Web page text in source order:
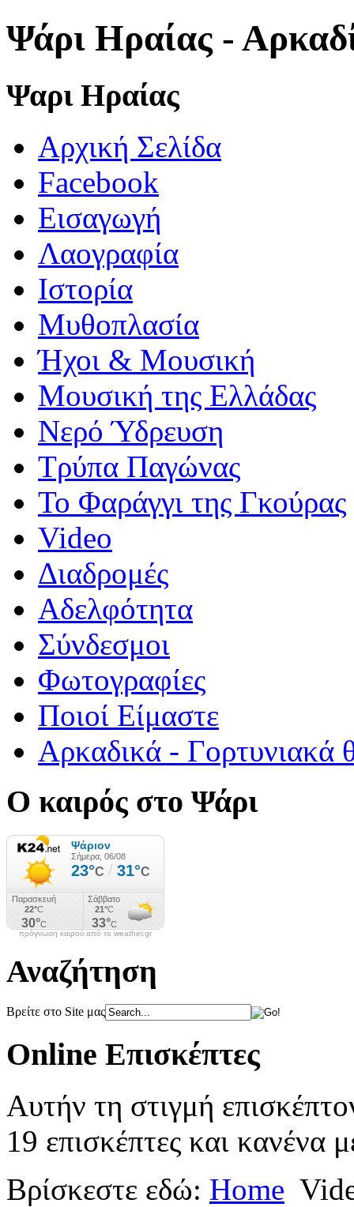
Ψάρι Ηραίας -
Ψαρι Ηραίας
Αρχική Σελίδα
Facebook
Εισαγωγή
Λαογραφία
Ιστορία
Μυθοπλασία
Ήχοι & Μουσική
Μουσική της Ελλάδας
Νερό Ύδρευση
Τρύπα Παγώνας
Το Φαράγγι της Γκούρας
Video
Διαδρομές
Αδελφότητα
Σύνδεσμοι
Φωτογραφίες
Ποιοί Είμαστε
Αρκαδικά - Γορτυνιακά
Ο καιρός στο Ψάρι
πρόγνωση καιρού από το weather.gr
Αναζήτηση
Βρείτε στο Site μας
Online Επισκέπτες
Αυτήν τη στιγμή
19 επισκέπτες και κανένα
Βρίσκεστε εδώ: Home